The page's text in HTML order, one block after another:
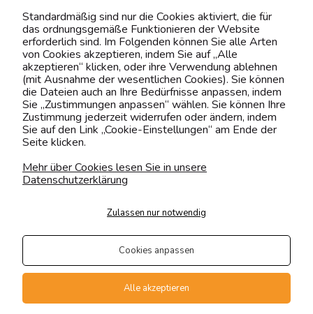
Kontaktiere uns!
0151 12200811
shop@yourhouse24.eu
Mo. - Fr. 07:00-15:00
4.6
Transportarten
Der Versand erfolgt per
private Spedition
Geprüfte Präsenz
Standardmäßig sind nur die Cookies aktiviert, die für
das ordnungsgemäße Funktionieren der Website
erforderlich sind. Im Folgenden können Sie alle Arten
von Cookies akzeptieren, indem Sie auf „Alle
akzeptieren“ klicken, oder ihre Verwendung ablehnen
(mit Ausnahme der wesentlichen Cookies). Sie können
die Dateien auch an Ihre Bedürfnisse anpassen, indem
Sie „Zustimmungen anpassen“ wählen. Sie können Ihre
Zustimmung jederzeit widerrufen oder ändern, indem
Sie auf den Link „Cookie-Einstellungen“ am Ende der
Seite klicken.
Mehr über Cookies lesen Sie in unsere
Datenschutzerklärung
Zulassen nur notwendig
Cookies anpassen
Alle akzeptieren